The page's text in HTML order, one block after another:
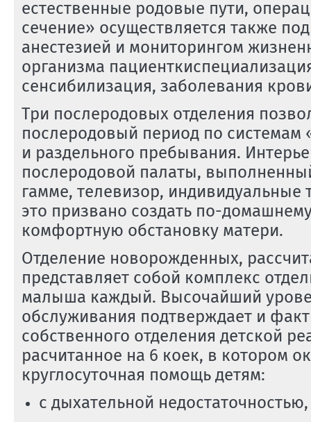
естественные родовые пути,
сечение» осуществляется также
анестезией и мониторингом
организма
сенсибилизация, заболевания
Три послеродовых отделения
послеродовый период по системам
и раздельного пребывания.
послеродовой палаты,
гамме, телевизор, индивидуальные
это призвано создать по-
комфортную обстановку матери.
Отделение новорожденных,
представляет собой комплекс
малыша каждый. Высочайший
обслуживания подтверждает и
собственного отделения детской
расчитанное на 6 коек, в котором
круглосуточная помощь детям:
с дыхательной недостаточностью,